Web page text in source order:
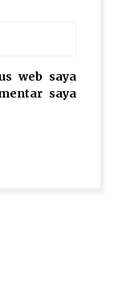
web saya
saya